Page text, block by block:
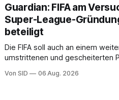
Guardian: FIFA am
Super-League-
beteiligt
Die FIFA soll auch an einem
umstrittenen und gescheiterten
Von SID 06 Aug. 2026